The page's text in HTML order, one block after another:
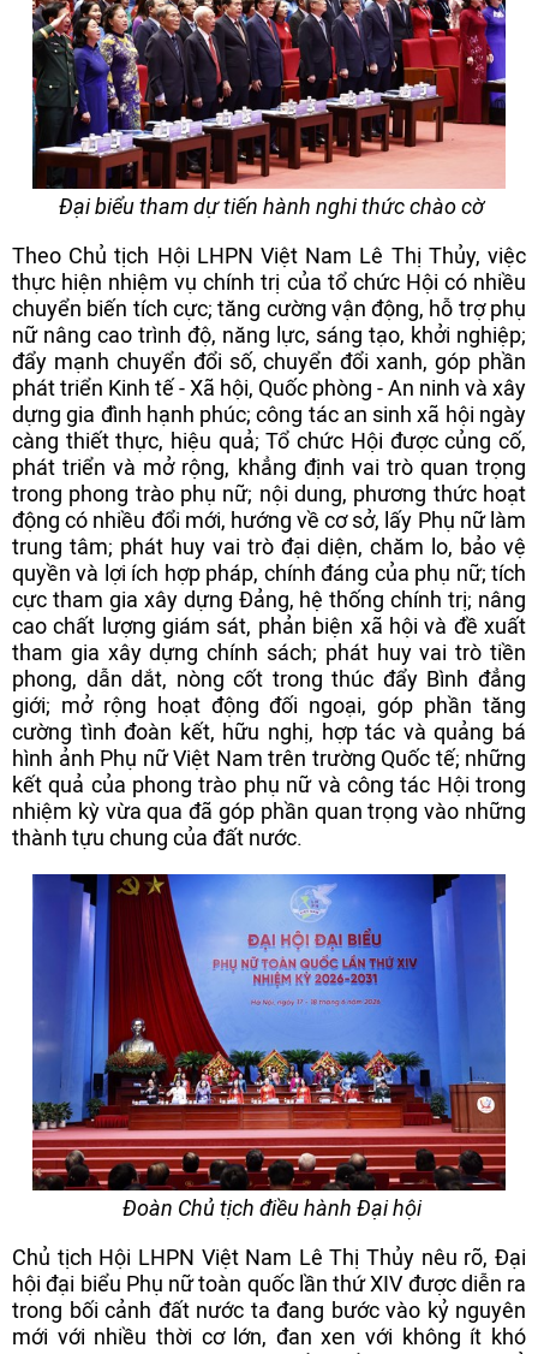
Đại biểu tham dự tiến hành nghi thức chào cờ
Theo Chủ tịch Hội LHPN Việt Nam Lê Thị Thủy, việc
thực hiện nhiệm vụ chính trị của tổ chức Hội có nhiều
chuyển biến tích cực; tăng cường vận động, hỗ trợ phụ
nữ nâng cao trình độ, năng lực, sáng tạo, khởi nghiệp;
đẩy mạnh chuyển đổi số, chuyển đổi xanh, góp phần
phát triển Kinh tế - Xã hội, Quốc phòng - An ninh và xây
dựng gia đình hạnh phúc; công tác an sinh xã hội ngày
càng thiết thực, hiệu quả; Tổ chức Hội được củng cố,
phát triển và mở rộng, khẳng định vai trò quan trọng
trong phong trào phụ nữ; nội dung, phương thức hoạt
động có nhiều đổi mới, hướng về cơ sở, lấy Phụ nữ làm
trung tâm; phát huy vai trò đại diện, chăm lo, bảo vệ
quyền và lợi ích hợp pháp, chính đáng của phụ nữ; tích
cực tham gia xây dựng Đảng, hệ thống chính trị; nâng
cao chất lượng giám sát, phản biện xã hội và đề xuất
tham gia xây dựng chính sách; phát huy vai trò tiền
phong, dẫn dắt, nòng cốt trong thúc đẩy Bình đẳng
giới; mở rộng hoạt động đối ngoại, góp phần tăng
cường tình đoàn kết, hữu nghị, hợp tác và quảng bá
hình ảnh Phụ nữ Việt Nam trên trường Quốc tế; những
kết quả của phong trào phụ nữ và công tác Hội trong
nhiệm kỳ vừa qua đã góp phần quan trọng vào những
thành tựu chung của đất nước.
Đoàn Chủ tịch điều hành Đại hội
Chủ tịch Hội LHPN Việt Nam Lê Thị Thủy nêu rõ, Đại
hội đại biểu Phụ nữ toàn quốc lần thứ XIV được diễn ra
trong bối cảnh đất nước ta đang bước vào kỷ nguyên
mới với nhiều thời cơ lớn, đan xen với không ít khó